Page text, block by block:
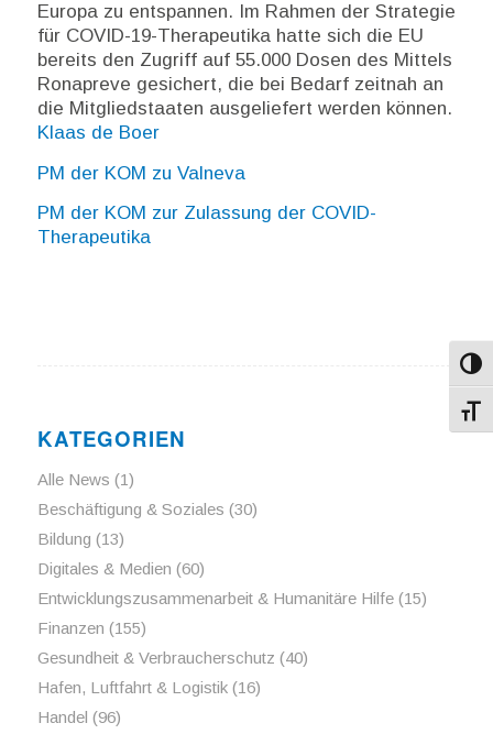
Europa zu entspannen. Im Rahmen der Strategie
für COVID-19-Therapeutika hatte sich die EU
bereits den Zugriff auf 55.000 Dosen des Mittels
Ronapreve gesichert, die bei Bedarf zeitnah an
die Mitgliedstaaten ausgeliefert werden können.
Klaas de Boer
PM der KOM zu Valneva
PM der KOM zur Zulassung der COVID-
Therapeutika
KATEGORIEN
Alle News (1)
Beschäftigung & Soziales (30)
Bildung (13)
Digitales & Medien (60)
Entwicklungszusammenarbeit & Humanitäre Hilfe(15)
Finanzen (155)
Gesundheit & Verbraucherschutz (40)
Hafen, Luftfahrt & Logistik(16)
Handel (96)